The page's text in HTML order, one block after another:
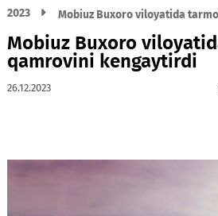
Mobiuz Buxoro
qamrovini